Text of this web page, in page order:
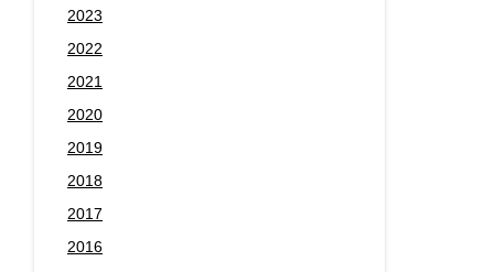
2023
2022
2021
2020
2019
2018
2017
2016